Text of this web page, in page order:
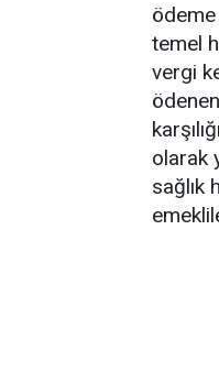
ödeme
temel
vergi
olarak
sağlık